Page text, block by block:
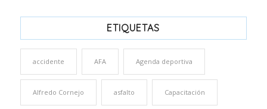
ETIQUETAS
accidente AFA Agenda deportiva
Alfredo Cornejo asfalto Capacitación